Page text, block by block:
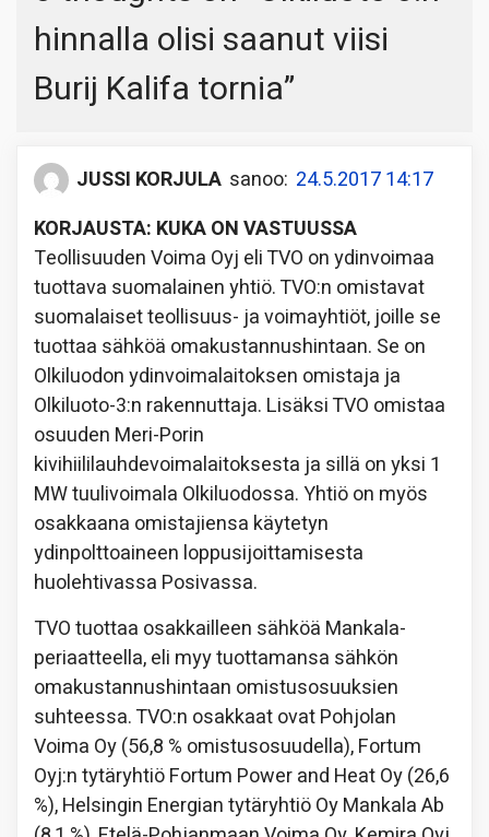
hinnalla olisi saanut viisi
Burij Kalifa tornia”
JUSSI KORJULA sanoo: 24.5.2017 14:17
KORJAUSTA: KUKA ON VASTUUSSA
Teollisuuden Voima Oyj eli TVO on ydinvoimaa
tuottava suomalainen yhtiö. TVO:n omistavat
suomalaiset teollisuus- ja voimayhtiöt, joille se
tuottaa sähköä omakustannushintaan. Se on
Olkiluodon ydinvoimalaitoksen omistaja ja
Olkiluoto-3:n rakennuttaja. Lisäksi TVO omistaa
osuuden Meri-Porin
kivihiililauhdevoimalaitoksesta ja sillä on yksi 1
MW tuulivoimala Olkiluodossa. Yhtiö on myös
osakkaana omistajiensa käytetyn
ydinpolttoaineen loppusijoittamisesta
huolehtivassa Posivassa.
TVO tuottaa osakkailleen sähköä Mankala-
periaatteella, eli myy tuottamansa sähkön
omakustannushintaan omistusosuuksien
suhteessa. TVO:n osakkaat ovat Pohjolan
Voima Oy (56,8 % omistusosuudella), Fortum
Oyj:n tytäryhtiö Fortum Power and Heat Oy (26,6
%), Helsingin Energian tytäryhtiö Oy Mankala Ab